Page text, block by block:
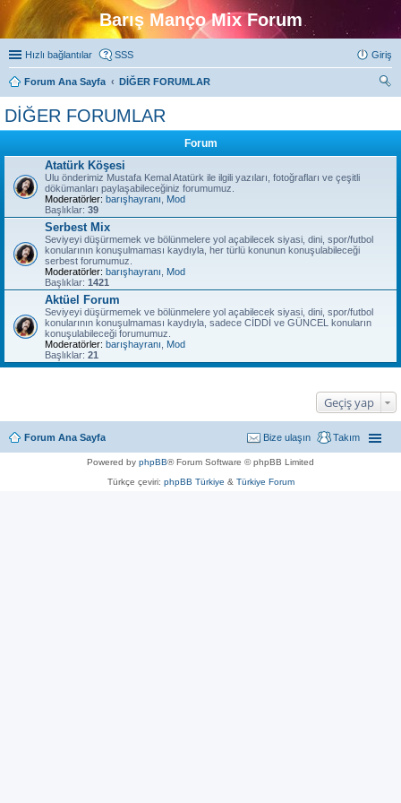
Barış Manço Mix Forum
Hızlı bağlantılar SSS Giriş
Forum Ana Sayfa
DİĞER FORUMLAR
DİĞER FORUMLAR
Forum
Atatürk Köşesi
Ulu önderimiz Mustafa Kemal Atatürk ile ilgili yazıları, fotoğrafları ve çeşitli
dökümanları paylaşabileceğiniz forumumuz.
Moderatörler: barışhayranı
Mod
Başlıklar: 39
Serbest Mix
Seviyeyi düşürmemek ve bölünmelere yol açabilecek siyasi, dini, spor/futbol
konularının konuşulmaması kaydıyla, her türlü konunun konuşulabileceği
serbest forumumuz.
Moderatörler: barışhayranı
Mod
Başlıklar: 1421
Aktüel Forum
Seviyeyi düşürmemek ve bölünmelere yol açabilecek siyasi, dini, spor/futbol
konularının konuşulmaması kaydıyla, sadece CİDDİ ve GÜNCEL konuların
konuşulabileceği forumumuz.
Moderatörler: barışhayranı
Mod
Başlıklar: 21
Geçiş yap
Forum Ana Sayfa Takım
Bize ulaşın
Powered by phpBB® Forum Software © phpBB Limited
Türkçe çeviri: phpBB Türkiye & Türkiye Forum